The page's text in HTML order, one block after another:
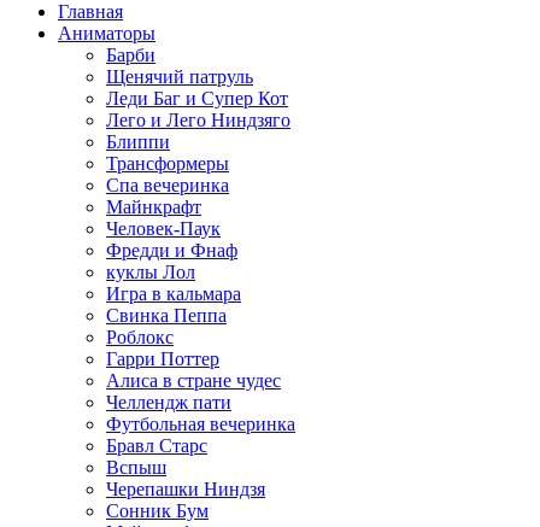
Главная
Аниматоры
Барби
Щенячий патруль
Леди Баг и Супер Кот
Лего и Лего Ниндзяго
Блиппи
Трансформеры
Спа вечеринка
Майнкрафт
Человек-Паук
Фредди и Фнаф
куклы Лол
Игра в кальмара
Свинка Пеппа
Роблокс
Гарри Поттер
Алиса в стране чудес
Челлендж пати
Футбольная вечеринка
Бравл Старс
Вспыш
Черепашки Ниндзя
Сонник Бум